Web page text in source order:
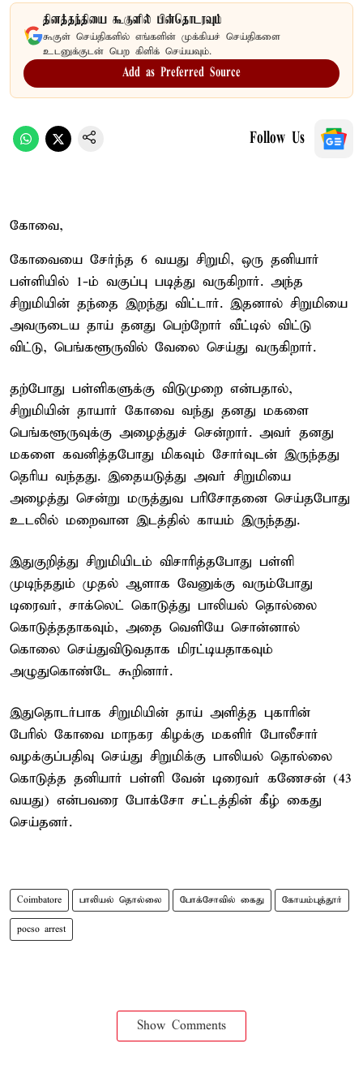
தினத்தந்தியை கூகுளில் பின்தொடரவும்
கூகுள் செய்திகளில் எங்களின் முக்கியச் செய்திகளை
உடனுக்குடன் பெற கிளிக் செய்யவும்.
Add as Preferred Source
Follow Us
கோவை,
கோவையை சேர்ந்த 6 வயது சிறுமி, ஒரு தனியார்
பள்ளியில் 1-ம் வகுப்பு படித்து வருகிறார். அந்த
சிறுமியின் தந்தை இறந்து விட்டார். இதனால் சிறுமியை
அவருடைய தாய் தனது பெற்றோர் வீட்டில் விட்டு
விட்டு, பெங்களூருவில் வேலை செய்து வருகிறார்.
தற்போது பள்ளிகளுக்கு விடுமுறை என்பதால்,
சிறுமியின் தாயார் கோவை வந்து தனது மகளை
பெங்களூருவுக்கு அழைத்துச் சென்றார். அவர் தனது
மகளை கவனித்தபோது மிகவும் சோர்வுடன் இருந்தது
தெரிய வந்தது. இதையடுத்து அவர் சிறுமியை
அழைத்து சென்று மருத்துவ பரிசோதனை செய்தபோது
உடலில் மறைவான இடத்தில் காயம் இருந்தது.
இதுகுறித்து சிறுமியிடம் விசாரித்தபோது பள்ளி
முடிந்ததும் முதல் ஆளாக வேனுக்கு வரும்போது
டிரைவர், சாக்லெட் கொடுத்து பாலியல் தொல்லை
கொடுத்ததாகவும், அதை வெளியே சொன்னால்
கொலை செய்துவிடுவதாக மிரட்டியதாகவும்
அழுதுகொண்டே கூறினார்.
இதுதொடர்பாக சிறுமியின் தாய் அளித்த புகாரின்
பேரில் கோவை மாநகர கிழக்கு மகளிர் போலீசார்
வழக்குப்பதிவு செய்து சிறுமிக்கு பாலியல் தொல்லை
கொடுத்த தனியார் பள்ளி வேன் டிரைவர் கணேசன் (43
வயது) என்பவரை போக்சோ சட்டத்தின் கீழ் கைது
செய்தனர்.
Coimbatore பாலியல் தொல்லை போக்சோவில் கைது கோயம்புத்தூர்
pocso arrest
Show Comments